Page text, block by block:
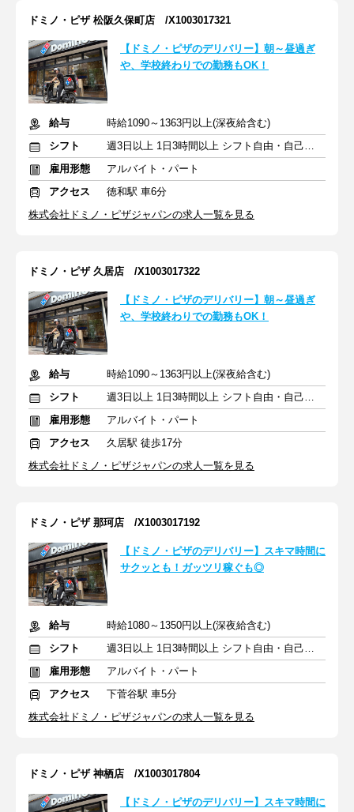
ドミノ・ピザ 松阪久保町店 /X1003017321
【ドミノ・ピザのデリバリー】朝～昼過ぎ
や、学校終わりでの勤務もOK！
給与
時給1090～1363円以上(深夜給含む)
シフト
週3日以上 1日3時間以上 シフト自由・自己申告
雇用形態
アルバイト・パート
アクセス
徳和駅 車6分
株式会社ドミノ・ピザジャパンの求人一覧を見る
ドミノ・ピザ 久居店 /X1003017322
【ドミノ・ピザのデリバリー】朝～昼過ぎ
や、学校終わりでの勤務もOK！
給与
時給1090～1363円以上(深夜給含む)
シフト
週3日以上 1日3時間以上 シフト自由・自己申告
雇用形態
アルバイト・パート
アクセス
久居駅 徒歩17分
株式会社ドミノ・ピザジャパンの求人一覧を見る
ドミノ・ピザ 那珂店 /X1003017192
【ドミノ・ピザのデリバリー】スキマ時間に
サクッとも！ガッツリ稼ぐも◎
給与
時給1080～1350円以上(深夜給含む)
シフト
週3日以上 1日3時間以上 シフト自由・自己申告
雇用形態
アルバイト・パート
アクセス
下菅谷駅 車5分
株式会社ドミノ・ピザジャパンの求人一覧を見る
ドミノ・ピザ 神栖店 /X1003017804
【ドミノ・ピザのデリバリー】スキマ時間に